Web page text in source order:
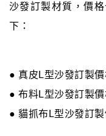
沙發訂製材質，價
下：
● 真皮L型沙發訂製
● 布料L型沙發訂製
● 貓抓布L型沙發訂